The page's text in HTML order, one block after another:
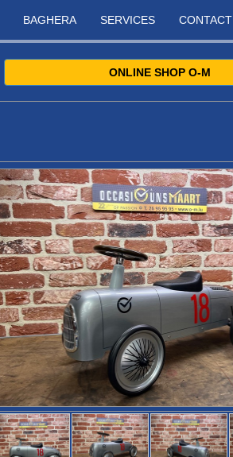
BAGHERA SERVICES CONTACT
ONLINE SHOP O-M